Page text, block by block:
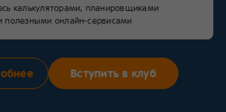
калькуляторами, планировщиками
полезными онлайн-сервисами
Вступить в клуб